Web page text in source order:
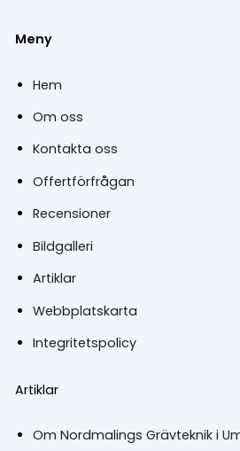
Meny
Hem
Om oss
Kontakta oss
Offertförfrågan
Recensioner
Bildgalleri
Artiklar
Webbplatskarta
Integritetspolicy
Artiklar
Om Nordmalings Grävteknik i